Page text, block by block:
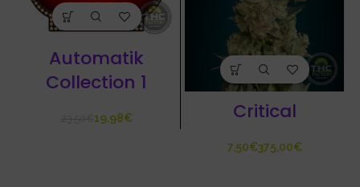
Automatik
Collection 1
19,98€ Critical
€ €